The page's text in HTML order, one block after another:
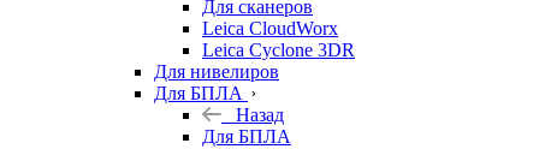
Для сканеров
Leica CloudWorx
Leica Cyclone 3DR
Для нивелиров
Для БПЛА
Назад
Для БПЛА